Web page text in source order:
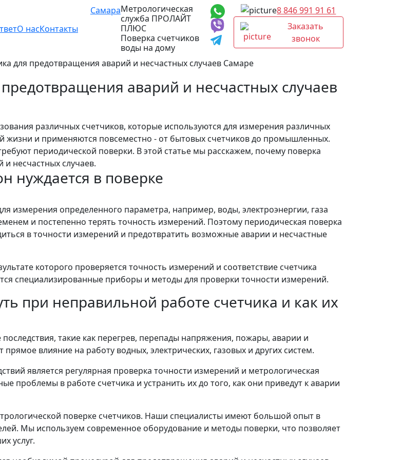
О насКонтакты
СамараМетрологическая
служба ПРОЛАЙТ
ПЛЮС
Поверка счетчиков
воды на дому
8 846 991 91 61
Заказать
звонок
для предотвращения аварий и несчастных случаев Самаре
аварий и несчастных случаев
различных счетчиков, которые используются для измерения различных
и применяются повсеместно - от бытовых счетчиков до промышленных.
периодической поверки. В этой статье мы расскажем, почему поверка
несчастных случаев.
нуждается в поверке
измерения определенного параметра, например, воды, электроэнергии, газа
и постепенно терять точность измерений. Поэтому периодическая поверка
в точности измерений и предотвратить возможные аварии и несчастные
которого проверяется точность измерений и соответствие счетчика
специализированные приборы и методы для проверки точности измерений.
при неправильной работе счетчика и как их
такие как перегрев, перепады напряжения, пожары, аварии и
влияние на работу водных, электрических, газовых и других систем.
является регулярная проверка точности измерений и метрологическая
проблемы в работе счетчика и устранить их до того, как они приведут к аварии
поверке счетчиков. Наши специалисты имеют большой опыт в
Мы используем современное оборудование и методы поверки, что позволяет
услуг.